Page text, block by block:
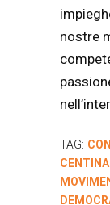
nostre
TAG: